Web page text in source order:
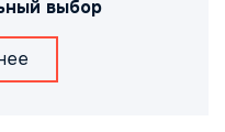
выбор